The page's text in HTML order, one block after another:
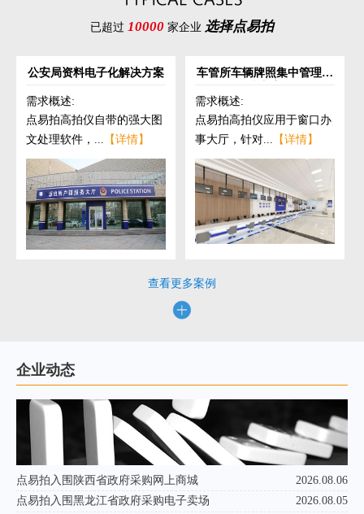
已超过 10000 家企业 选择点易拍
公安局资料电子化解决方案
需求概述:
点易拍高拍仪自带的强大图
文处理软件，... 【详情】
车管所车辆牌照集中管理解
需求概述:
点易拍高拍仪应用于窗口办
事大厅，针对... 【详情】
查看更多案例
企业动态
点易拍入围陕西省政府采购网上商城
2026.08.06
点易拍入围黑龙江省政府采购电子卖场
2026.08.05